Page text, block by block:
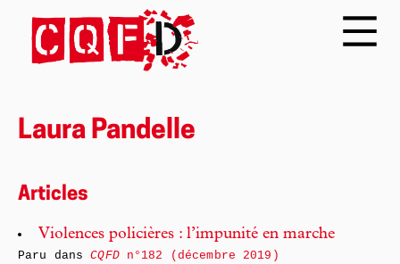
Laura Pandelle
Articles
Violences policières : l’impunité en marche
Paru dansCQFDn°182 (décembre 2019)